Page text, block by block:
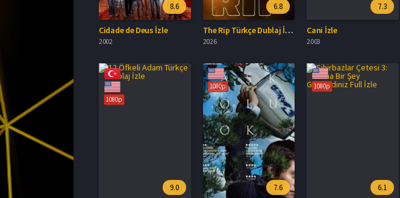
8.6
Cidade de Deus İzle
2002
6.8
The Rip Türkçe Dublaj İzle
2026
7.3
Cani İzle
2003
1080p
9.0
1080p
7.6
1080p
6.1